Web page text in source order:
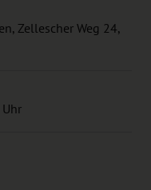
Zellescher Weg 24,